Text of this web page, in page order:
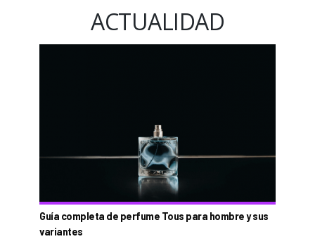
ACTUALIDAD
Guía completa de perfume Tous para hombre y sus
variantes